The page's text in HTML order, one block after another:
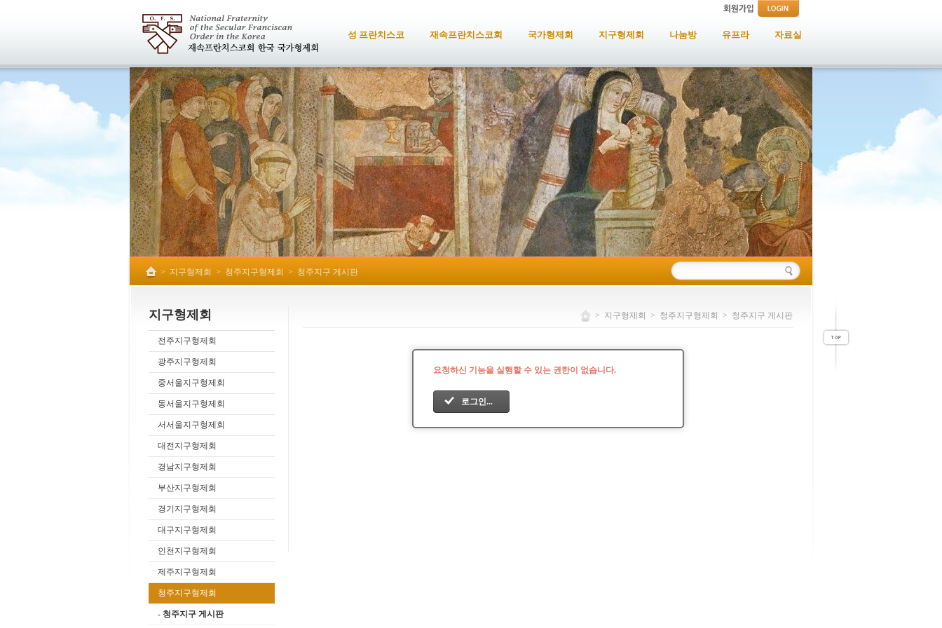
성 프란치스코 재속프란치스코회 국가형제회 지구형제회 나눔방 유프라 자료실
> 지구형제회 > 청주지구형제회 > 청주지구 게시판
> 지구형제회 > 청주지구형제회 > 청주지구 게시판
요청하신 기능을 실행할 수 있는 권한이 없습니다.
로그인...
지구형제회
전주지구형제회
광주지구형제회
중서울지구형제회
동서울지구형제회
서서울지구형제회
대전지구형제회
경남지구형제회
부산지구형제회
경기지구형제회
대구지구형제회
인천지구형제회
제주지구형제회
청주지구형제회
- 청주지구 게시판